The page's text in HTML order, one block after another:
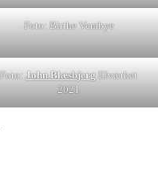
Foto: Birthe Vembye
Foto:John Blæsbjerg Elværket
2021